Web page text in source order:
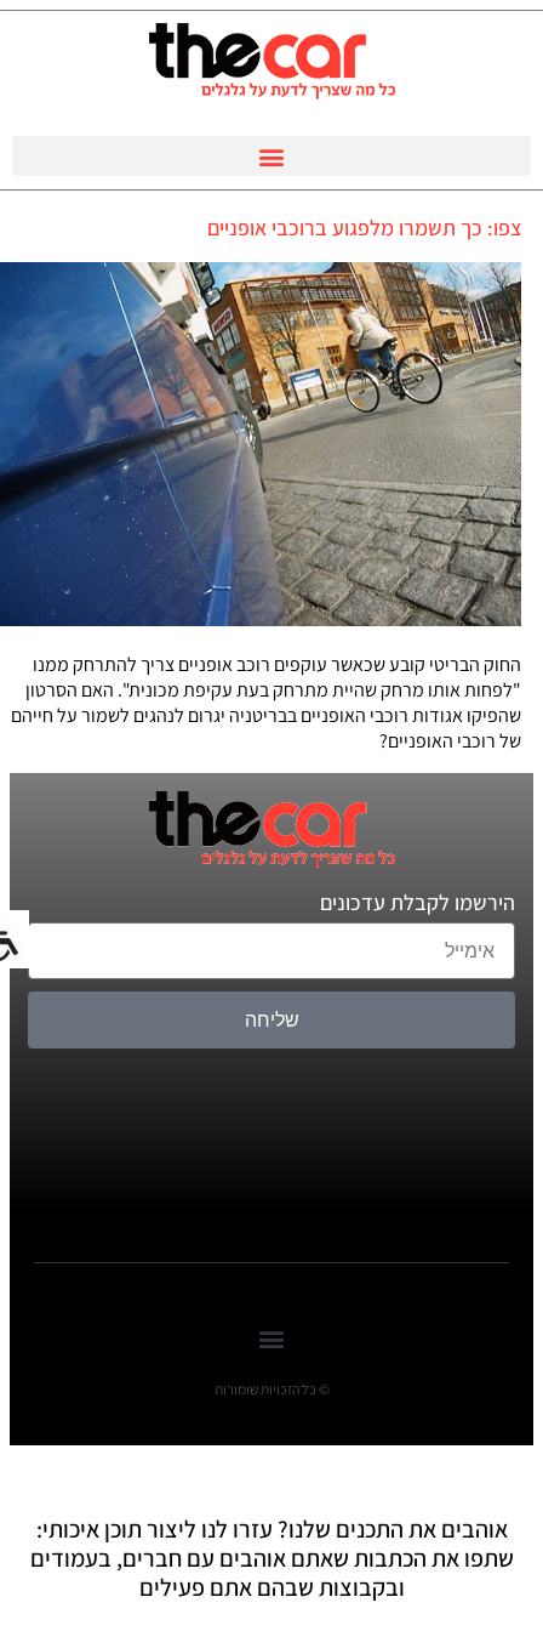
צפו: כך תשמרו מלפגוע ברוכבי אופניים
החוק הבריטי קובע שכאשר עוקפים רוכב אופניים צריך להתרחק ממנו
"לפחות אותו מרחק שהיית מתרחק בעת עקיפת מכונית". האם הסרטון
שהפיקו אגודות רוכבי האופניים בבריטניה יגרום לנהגים לשמור על חייהם
של רוכבי האופניים?
הירשמו לקבלת עדכונים
שליחה
© כל הזכויות שומורות
אוהבים את התכנים שלנו? עזרו לנו ליצור תוכן איכותי:
שתפו את הכתבות שאתם אוהבים עם חברים, בעמודים
ובקבוצות שבהם אתם פעילים